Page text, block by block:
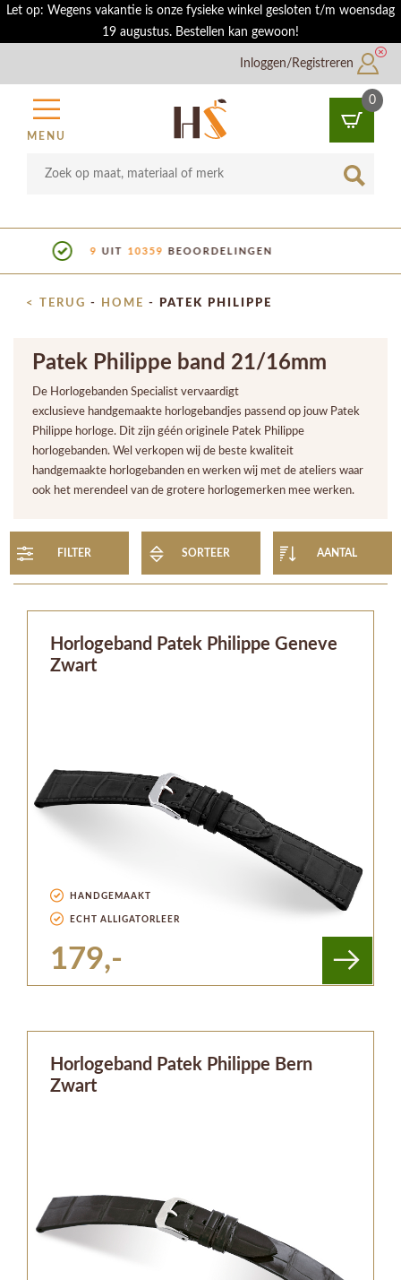
Let op: Wegens vakantie is onze fysieke winkel gesloten t/m woensdag
19 augustus. Bestellen kan gewoon!
Inloggen/Registreren
MENU
0
SHOWROOM IN UTRECHT
< TERUG - HOME - PATEK PHILIPPE
Patek Philippe band 21/16mm
De Horlogebanden Specialist vervaardigt
exclusieve handgemaakte horlogebandjes passend op jouw Patek
Philippe horloge. Dit zijn géén originele Patek Philippe
horlogebanden. Wel verkopen wij de beste kwaliteit
handgemaakte horlogebanden en werken wij met de ateliers waar
ook het merendeel van de grotere horlogemerken mee werken.
FILTER SORTEER AANTAL
Horlogeband Patek Philippe Geneve
Zwart
HANDGEMAAKT
ECHT ALLIGATORLEER
179,-
Horlogeband Patek Philippe Bern
Zwart